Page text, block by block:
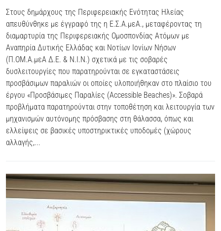
Στους δημάρχους της Περιφερειακής Ενότητας Ηλείας
απευθύνθηκε με έγγραφό της η Ε.Σ.Α.μεΑ., μεταφέροντας τη
διαμαρτυρία της Περιφερειακής Ομοσπονδίας Ατόμων με
Αναπηρία Δυτικής Ελλάδας και Νοτίων Ιονίων Νήσων
(Π.ΟΜ.Α.μεΑ Δ.Ε. & Ν.Ι.Ν.) σχετικά με τις σοβαρές
δυσλειτουργίες που παρατηρούνται σε εγκαταστάσεις
προσβάσιμων παραλιών οι οποίες υλοποιήθηκαν στο πλαίσιο του
έργου «Προσβάσιμες Παραλίες (Accessible Beaches)». Σοβαρά
προβλήματα παρατηρούνται στην τοποθέτηση και λειτουργία των
μηχανισμών αυτόνομης πρόσβασης στη θάλασσα, όπως και
ελλείψεις σε βασικές υποστηρικτικές υποδομές (χώρους
αλλαγής,...